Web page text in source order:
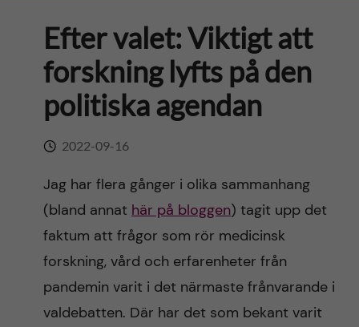
o
w
r
c
h
f
i
n
Efter valet: Viktigt att
forskning lyfts på den
politiska agendan
2022-09-16
Jag har flera gånger i olika sammanhang
(bland annat här på bloggen) tagit upp det
faktum att frågor som rör medicinsk
forskning, vård och erfarenheter från
pandemin varit i det närmaste frånvarande i
valdebatten. Där har det som bekant varit